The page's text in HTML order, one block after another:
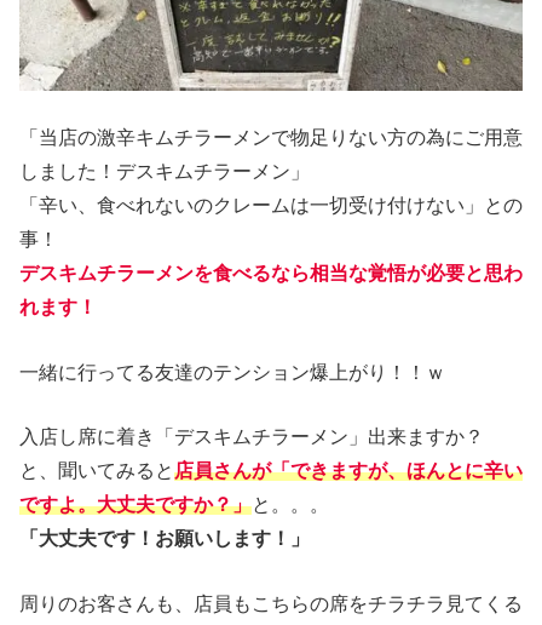
「当店の激辛キムチラーメンで物足りない方の為にご用意
しました！デスキムチラーメン」
「辛い、食べれないのクレームは一切受け付けない」との
事！
デスキムチラーメンを食べるなら相当な覚悟が必要と思わ
れます！
一緒に行ってる友達のテンション爆上がり！！ｗ
入店し席に着き「デスキムチラーメン」出来ますか？
と、聞いてみると店員さんが「できますが、ほんとに辛い
ですよ。大丈夫ですか？」と。。。
「大丈夫です！お願いします！」
周りのお客さんも、店員もこちらの席をチラチラ見てくる